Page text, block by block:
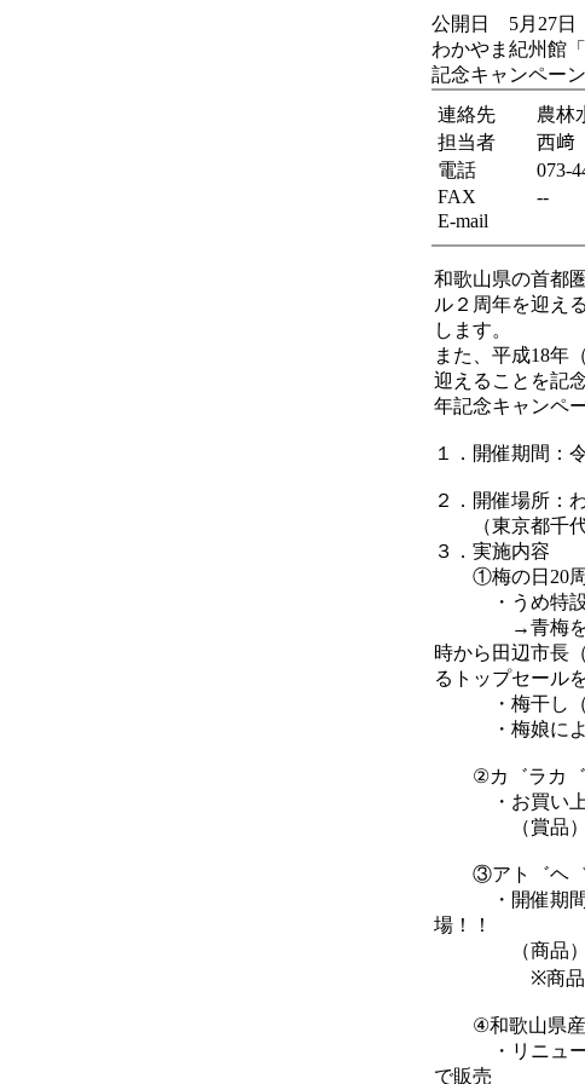
公開日 5月27日
わかやま紀州館
記念キャンペー
連絡先
農林
担当者
西﨑
電話
073-
FAX
--
E-mail
和歌山県の首都
ル２周年を迎え
します。
また、平成18年
迎えることを記
年記念キャンペ
１．開催期間：
２．開催場所：
（東京都千代
３．実施内容
①梅の日20周
・うめ特設
→青梅をはじ
時から田辺市長
るトップセール
・梅干し（個
・梅娘による
②カ゛ラカ゛
・お買い上げ
（賞品）アト
③アト゛ヘ゛
・開催期間限
場！！
（商品）パン
※商品がな
④和歌山県産
・リニューア
で販売